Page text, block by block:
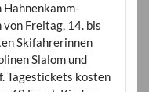
von Freitag, 14. bis
Skifahrerinnen
Slalom und
Tagestickets kosten